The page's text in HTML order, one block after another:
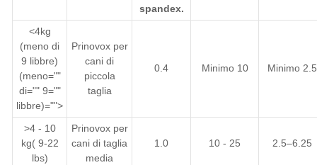
spandex.
<4kg
(meno di
9 libbre)
(meno=""
di="" 9=""
libbre)="">
Prinovox per
cani di
piccola
taglia
0.4 Minimo 10 Minimo 2.5
>4 - 10
kg( 9-22
lbs)
Prinovox per
cani di taglia
media
1.0 10 - 25 2.5–6.25